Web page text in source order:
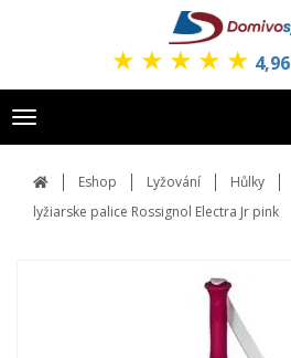
★ ★ ★ ★ ★ 4,96
Toggle
navigation
Eshop Lyžování
Hůlky
lyžiarske palice Rossignol Electra Jr pink